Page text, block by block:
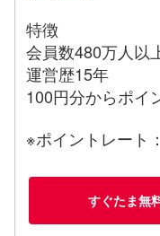
特徴
会員数480万人以
運営歴15年
100円分からポイ
※ポイントレート
すぐたま無